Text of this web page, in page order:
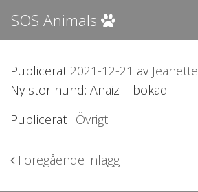
SOS Animals
Publicerat 2021-12-21 av Jeanette
Ny stor hund: Anaiz – bokad
Publicerat i Övrigt
Inläggsnavigering
Föregående inlägg